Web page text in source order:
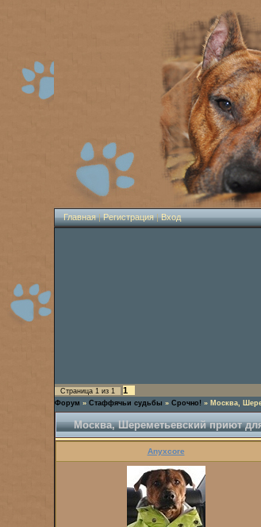
Главная|Регистрация|Вход
Страница 1 из 1 1
Форум » Стаффячьи судьбы » Срочно! » Москва,
Москва, Шереметьевский приют
Anyxcore